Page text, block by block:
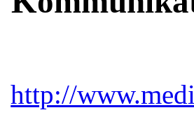
http://